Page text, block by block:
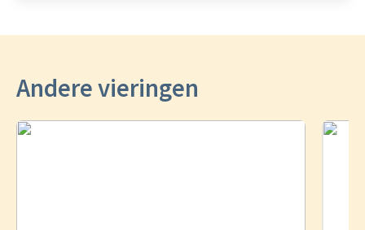
Andere vieringen